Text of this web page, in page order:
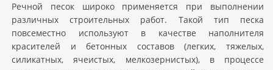
Речной песок широко применяется при выполнении
различных строительных работ. Такой тип песка
повсеместно используют в качестве наполнителя
красителей и бетонных составов (легких, тяжелых,
силикатных, ячеистых, мелкозернистых), в процессе